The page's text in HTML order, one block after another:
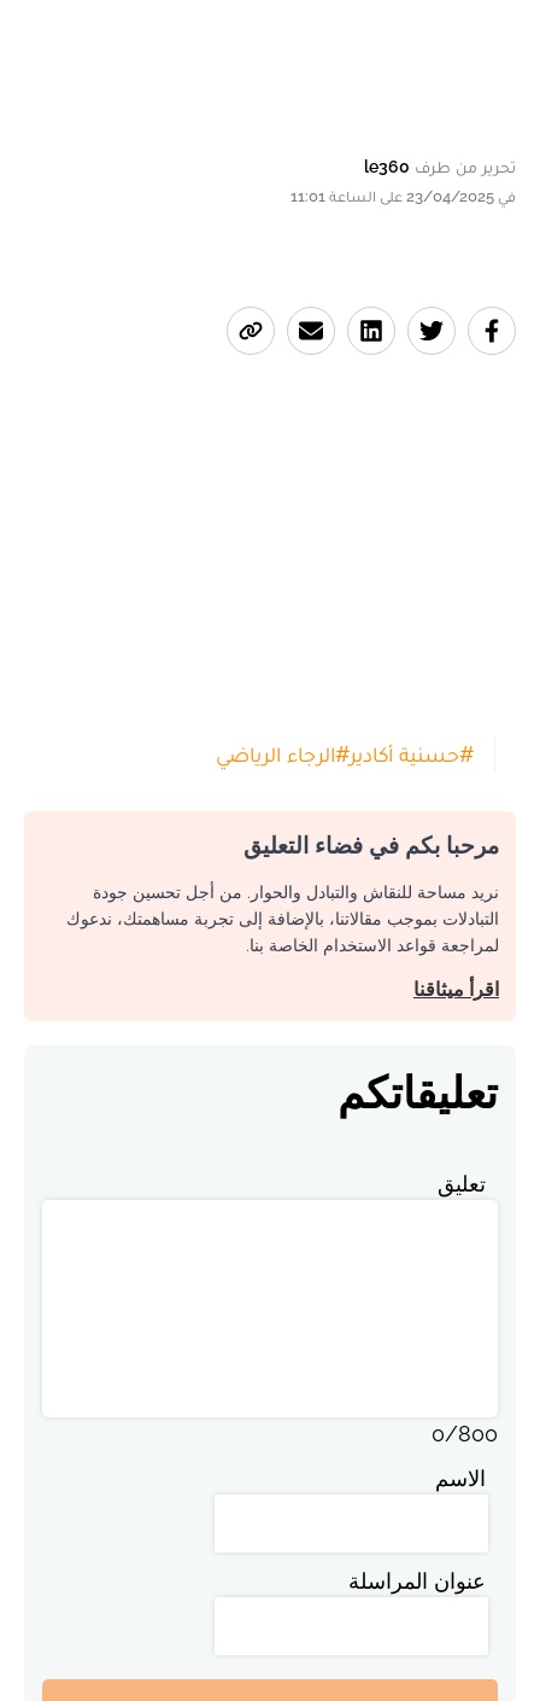
تحرير من طرف le360
في 23/04/2025 على الساعة 11:01
#حسنية أكادير#الرجاء الرياضي
مرحبا بكم في فضاء التعليق
نريد مساحة للنقاش والتبادل والحوار. من أجل تحسين جودة
التبادلات بموجب مقالاتنا، بالإضافة إلى تجربة مساهمتك، ندعوك
لمراجعة قواعد الاستخدام الخاصة بنا.
اقرأ ميثاقنا
تعليقاتكم
تعليق
0/800
الاسم
عنوان المراسلة